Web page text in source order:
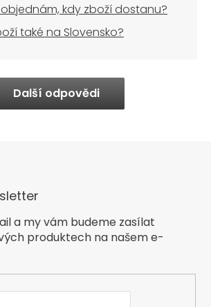
kdy zboží dostanu?
také na Slovensko?
Další odpovědi
a my vám budeme zasílat
produktech na našem e-